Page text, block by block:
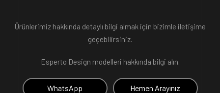
Ürünlerimiz hakkında detaylı bilgi almak için bizimle iletişime
geçebilirsiniz.
Esperto Design modelleri hakkında bilgi alın.
WhatsApp Hemen Arayınız